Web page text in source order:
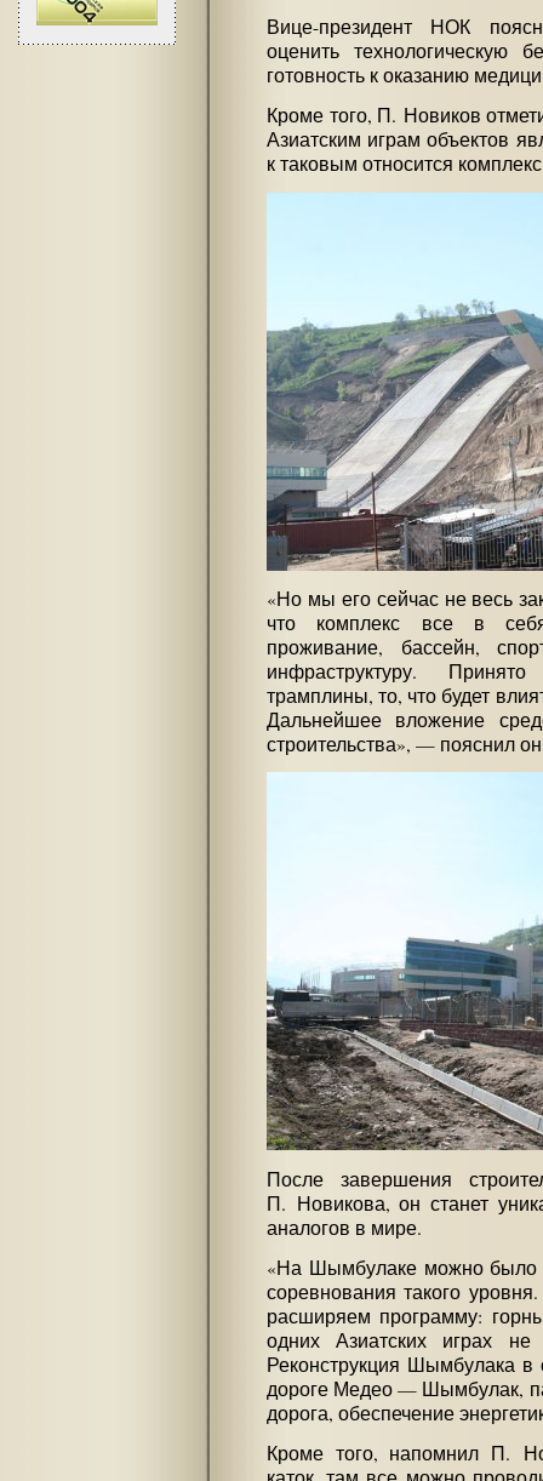
Вице-президент НОК
оценить технологическую
готовность к оказанию
Кроме того, П. Новиков
Азиатским играм объектов
к таковым относится
«Но мы его сейчас не весь
что комплекс все в
проживание, бассейн,
инфраструктуру.
трамплины, то, что будет
Дальнейшее вложение
строительства», — пояснил
После завершения
П. Новикова, он станет
аналогов в мире.
«На Шымбулаке можно было
соревнования такого
расширяем программу:
одних Азиатских играх не
Реконструкция Шымбулака в
дороге Медео — Шымбулак,
дорога, обеспечение
Кроме того, напомнил П.